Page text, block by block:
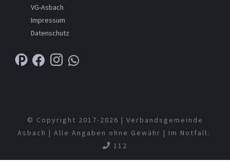
VG-Asbach
Impressum
Datenschutz
© Copyright 2017-2026 | Verbandsgemeinde
Asbach | Alle Angaben ohne Gewähr | Im Notfall:
112